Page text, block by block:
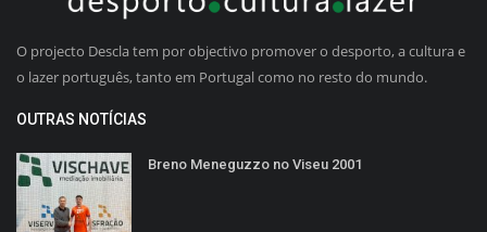
O projecto Descla tem por objectivo promover o desporto, a cultura e
o lazer português, tanto em Portugal como no resto do mundo.
OUTRAS NOTÍCIAS
Breno Meneguzzo no Viseu 2001